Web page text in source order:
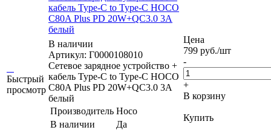
Быстрый
просмотр
кабель Type-C to Type-C HOCO
C80A Plus PD 20W+QC3.0 3A
белый
В наличии
Артикул: Г0000108010
Сетевое зарядное устройство +
кабель Type-C to Type-C HOCO
C80A Plus PD 20W+QC3.0 3A
белый
Производитель Hoco
В наличии
Да
Цена
799 руб./шт
-
+
В корзину
Купить